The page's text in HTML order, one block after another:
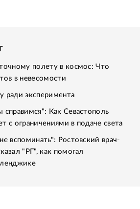
полету в космос: Что
в невесомости
ради эксперимента
Как Севастополь
с ограничениями в подаче света
вспоминать": Ростовский врач-
"РГ", как помогал